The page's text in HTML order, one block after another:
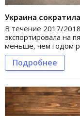
Украина
В течение 2017/
экспортировала на
меньше, чем годом
Подробнее